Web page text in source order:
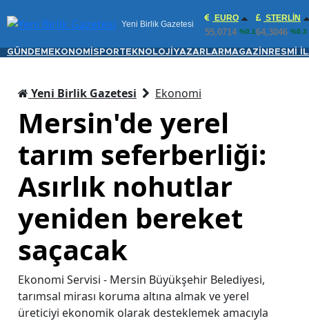
Yeni Birlik Gazetesi
EURO
55,0714 %0.1
STERLIN
64,3046 %0.3
GÜNDEM EKONOMİ SPORTEKNOLOJİ YAZARLAR MAGAZİN RESMİ
Yeni Birlik Gazetesi Ekonomi
Mersin'de yerel
tarım seferberliği:
Asırlık nohutlar
yeniden bereket
saçacak
Ekonomi Servisi - Mersin Büyükşehir Belediyesi,
tarımsal mirası koruma altına almak ve yerel
üreticiyi ekonomik olarak desteklemek amacıyla